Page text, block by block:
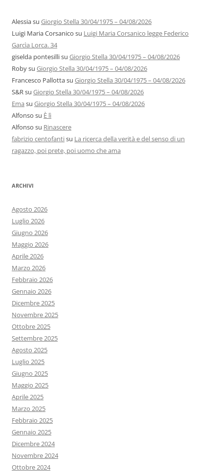
Alessiasu Giorgio Stella 30/04/1975 – 04/08/2026
Luigi Maria Corsanico su Luigi Maria Corsanico legge Federico
Garcìa Lorca. 34
giselda pontesillisu Giorgio Stella 30/04/1975 – 04/08/2026
Robysu Giorgio Stella 30/04/1975 – 04/08/2026
Francesco Pallottasu Giorgio Stella 30/04/1975 – 04/08/2026
S&Rsu Giorgio Stella 30/04/1975 – 04/08/2026
Ema su Giorgio Stella 30/04/1975 – 04/08/2026
Alfonso su È lì
Alfonso su Rinascere
fabrizio centofantisu La ricerca della verità e del senso di un
ragazzo, poi prete, poi uomo che ama
ARCHIVI
Agosto 2026
Luglio 2026
Giugno 2026
Maggio 2026
Aprile 2026
Marzo 2026
Febbraio 2026
Gennaio 2026
Dicembre 2025
Novembre 2025
Ottobre 2025
Settembre 2025
Agosto 2025
Luglio 2025
Giugno 2025
Maggio 2025
Aprile 2025
Marzo 2025
Febbraio 2025
Gennaio 2025
Dicembre 2024
Novembre 2024
Ottobre 2024